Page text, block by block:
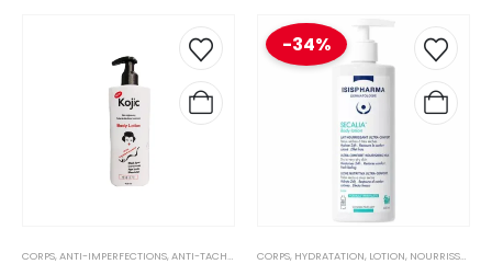
CORPS, ANTI-IMPERFECTIONS, ANTI-TACHES / DÉPIGMENTANT ,CRÈME, HYDRATATION,LOTION
-34%
CORPS, HYDRATATION, LOTION, NOURRISSANT